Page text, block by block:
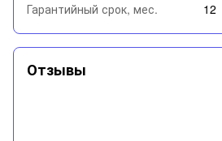
Гарантийный срок, мес.
12
Отзывы